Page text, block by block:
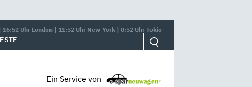
Uhr London | 11:52 Uhr New York | 0:52 Uhr Tokio
Ein Service von